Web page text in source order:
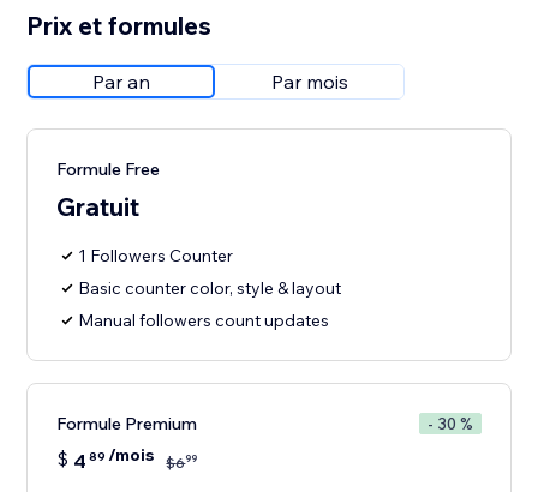
Prix et formules
Par an Par mois
Formule Free
Gratuit
1 Followers Counter
Basic counter color, style & layout
Manual followers count updates
Formule Premium - 30 %
$ 4 89 /mois $699